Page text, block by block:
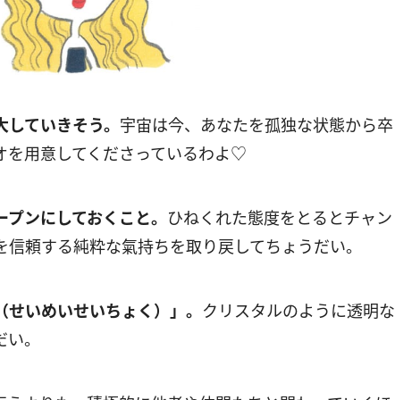
ていきそう。 宇宙は今、あなたを孤独な状態から卒
を用意してくださっているわよ♡
プンにしておくこと。 ひねくれた態度をとるとチャン
頼する純粋な氣持ちを取り戻してちょうだい。
せいめいせいちょく）」。 クリスタルのように透明な
。